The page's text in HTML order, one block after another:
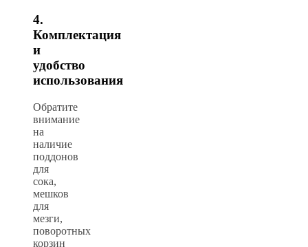
4.
Комплектация
и
удобство
использования
Обратите
внимание
на
наличие
поддонов
для
сока,
мешков
для
мезги,
поворотных
корзин